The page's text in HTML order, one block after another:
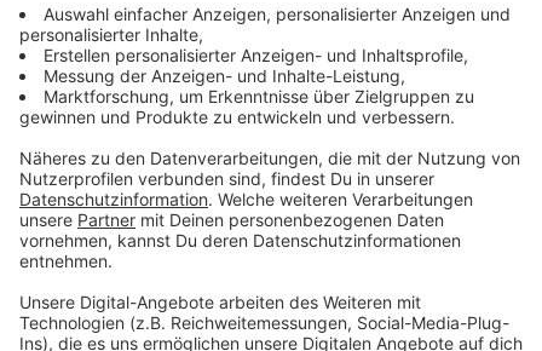
Anzeige
Weniger Stickdoffdioxide in der Luft - aber
auch am Boden?
Anzeige
Stickstoffdioxid wird vor allem von Dieselfahrzeugen
europäischen Raumfahrtorganisation zeigte, dass im
Zeitraum 5. bis 25. März in Düsseldorf, Essen oder Köln